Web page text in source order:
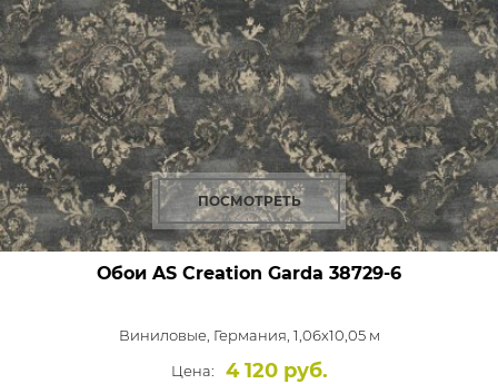
ПОСМОТРЕТЬ
Обои AS Creation Garda 38729-6
Виниловые, Германия, 1,06x10,05 м
Цена:
4 120 руб.